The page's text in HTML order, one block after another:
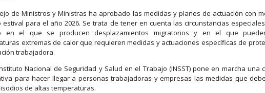
de Ministros y Ministras ha aprobado las medidas y planes de actuación con
estival para el año 2026. Se trata de tener en cuenta las circunstancias
en el que se producen desplazamientos migratorios y en el que
extremas de calor que requieren medidas y actuaciones específicas de
trabajadora.
Nacional de Seguridad y Salud en el Trabajo (INSST) pone en marcha una
para hacer llegar a personas trabajadoras y empresas las medidas que
de altas temperaturas.